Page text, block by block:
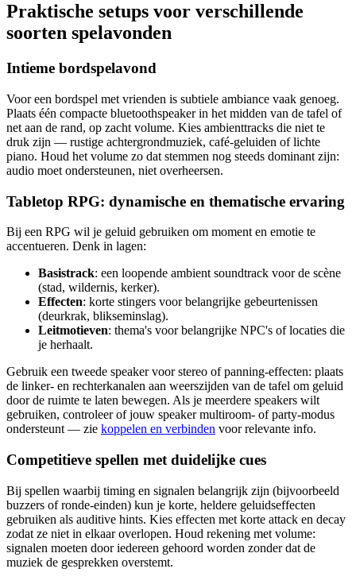
Praktische setups voor verschillende
soorten spelavonden
Intieme bordspelavond
Voor een bordspel met vrienden is subtiele ambiance vaak genoeg.
Plaats één compacte bluetoothspeaker in het midden van de tafel of
net aan de rand, op zacht volume. Kies ambienttracks die niet te
druk zijn — rustige achtergrondmuziek, café-geluiden of lichte
piano. Houd het volume zo dat stemmen nog steeds dominant zijn:
audio moet ondersteunen, niet overheersen.
Tabletop RPG: dynamische en thematische ervaring
Bij een RPG wil je geluid gebruiken om moment en emotie te
accentueren. Denk in lagen:
Basistrack: een loopende ambient soundtrack voor de scène
(stad, wildernis, kerker).
Effecten: korte stingers voor belangrijke gebeurtenissen
(deurkrak, blikseminslag).
Leitmotieven: thema's voor belangrijke NPC's of locaties die
je herhaalt.
Gebruik een tweede speaker voor stereo of panning-effecten: plaats
de linker- en rechterkanalen aan weerszijden van de tafel om geluid
door de ruimte te laten bewegen. Als je meerdere speakers wilt
gebruiken, controleer of jouw speaker multiroom- of party-modus
ondersteunt — zie koppelen en verbinden voor relevante info.
Competitieve spellen met duidelijke cues
Bij spellen waarbij timing en signalen belangrijk zijn (bijvoorbeeld
buzzers of ronde-einden) kun je korte, heldere geluidseffecten
gebruiken als auditive hints. Kies effecten met korte attack en decay
zodat ze niet in elkaar overlopen. Houd rekening met volume:
signalen moeten door iedereen gehoord worden zonder dat de
muziek de gesprekken overstemt.